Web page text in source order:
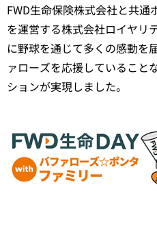
FWD生命保険株式会社と共通
を運営する株式会社ロイヤリ
に野球を通じて多くの感動を
ァローズを応援していること
ションが実現しました。